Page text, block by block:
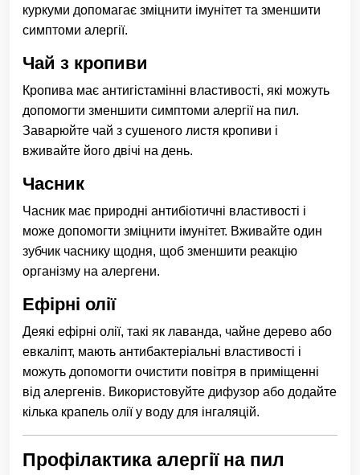
куркуми допомагає зміцнити імунітет та зменшити
симптоми алергії.
Чай з кропиви
Кропива має антигістамінні властивості, які можуть
допомогти зменшити симптоми алергії на пил.
Заварюйте чай з сушеного листя кропиви і
вживайте його двічі на день.
Часник
Часник має природні антибіотичні властивості і
може допомогти зміцнити імунітет. Вживайте один
зубчик часнику щодня, щоб зменшити реакцію
організму на алергени.
Ефірні олії
Деякі ефірні олії, такі як лаванда, чайне дерево або
евкаліпт, мають антибактеріальні властивості і
можуть допомогти очистити повітря в приміщенні
від алергенів. Використовуйте дифузор або додайте
кілька крапель олії у воду для інгаляцій.
Профілактика алергії на пил